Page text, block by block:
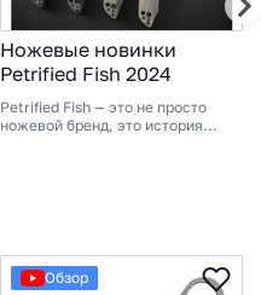
Ножевые новинки
Petrified Fish 2024
Petrified Fish — это не просто
ножевой бренд, это история...
Обзор